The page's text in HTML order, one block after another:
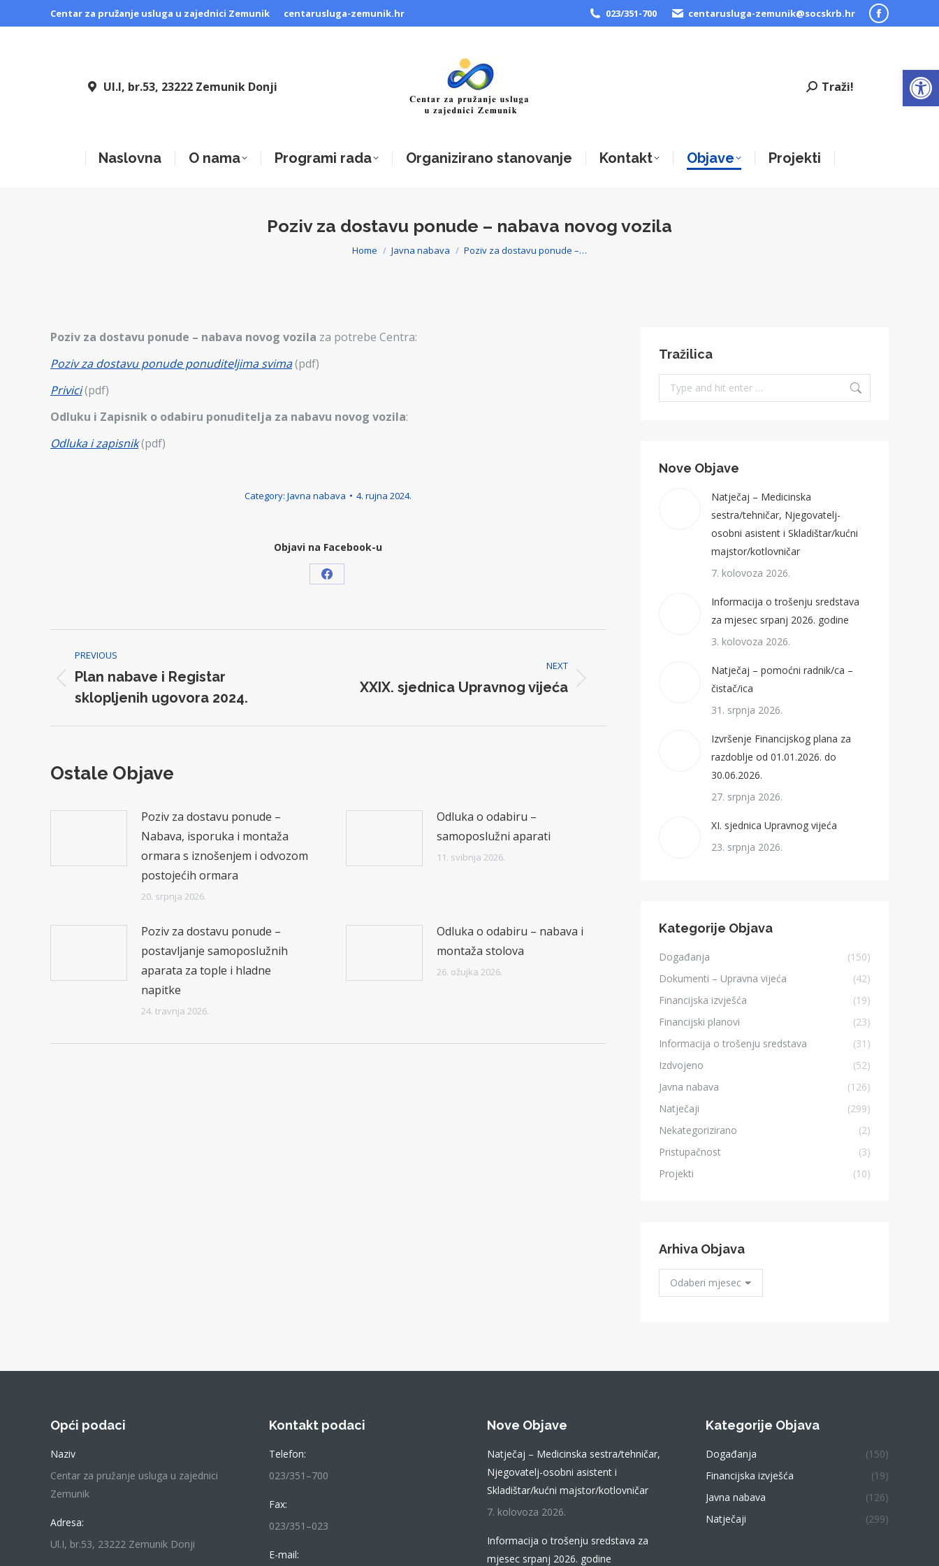
Centar za pružanje usluga u zajednici Zemunik centarusluga-zemunik.hr 023/351-700 centarusluga-zemunik@socskrb.hr
Facebook
Ul.I, br.53, 23222 Zemunik Donji Traži!
Naslovna O nama Programi rada Organizirano stanovanje Kontakt Objave Projekti
Poziv za dostavu ponude – nabava novog vozila
You are here:
Home Javna nabava Poziv za dostavu ponude –…
Poziv za dostavu ponude – nabava novog vozila za potrebe Centra:
Poziv za dostavu ponude ponuditeljima svima(pdf)
Privici(pdf)
Odluku i Zapisnik o odabiru ponuditelja za nabavu novog vozila:
Odluka i zapisnik(pdf)
Category: Javna nabava 4. rujna 2024.
Objavi na Facebook-u
Share
Facebook
navigation
PREVIOUS
Previous
post:
Plan nabave i Registar
sklopljenih ugovora 2024.
NEXT
NextXXIX. sjednica Upravnog vijeća
Ostale Objave
Poziv za dostavu ponude –
Nabava, isporuka i montaža
ormara s iznošenjem i odvozom
postojećih ormara
20. srpnja 2026.
Odluka o odabiru –
samoposlužni aparati
11. svibnja 2026.
Poziv za dostavu ponude –
postavljanje samoposlužnih
aparata za tople i hladne
napitke
24. travnja 2026.
Odluka o odabiru – nabava i
montaža stolova
26. ožujka 2026.
Tražilica
Search:
Nove Objave
Natječaj – Medicinska
sestra/tehničar, Njegovatelj-
osobni asistent i Skladištar/kućni
majstor/kotlovničar
7. kolovoza 2026.
Informacija o trošenju sredstava
za mjesec srpanj 2026. godine
3. kolovoza 2026.
Natječaj – pomoćni radnik/ca –
čistač/ica
31. srpnja 2026.
Izvršenje Financijskog plana za
razdoblje od 01.01.2026. do
30.06.2026.
27. srpnja 2026.
XI. sjednica Upravnog vijeća
23. srpnja 2026.
Kategorije Objava
Događanja
(150)
Dokumenti – Upravna vijeća
(42)
Financijska izvješća
(19)
Financijski planovi
(23)
Informacija o trošenju sredstava
(31)
Izdvojeno
(52)
Javna nabava
(126)
Natječaji
(299)
Nekategorizirano
(2)
Pristupačnost
(3)
Projekti
(10)
Arhiva Objava
Arhiva
Objava
Opći podaci
Naziv
Centar za pružanje usluga u zajednici
Zemunik
Adresa:
Ul.I, br.53, 23222 Zemunik Donji
Kontakt podaci
Telefon:
023/351–700
Fax:
023/351–023
E-mail:
Nove Objave
Natječaj – Medicinska sestra/tehničar,
Njegovatelj-osobni asistent i
Skladištar/kućni majstor/kotlovničar
7. kolovoza 2026.
Informacija o trošenju sredstava za
mjesec srpanj 2026. godine
Kategorije Objava
Događanja
(150)
Financijska izvješća
(19)
Javna nabava
(126)
Natječaji
(299)